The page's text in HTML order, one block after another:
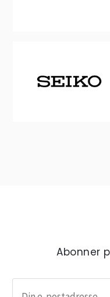
Abonner